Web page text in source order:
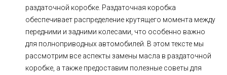
Ходовая часть Сцепление
ГРМ Шиномонтаж
Запчасти
Тормозная система Замена Ремней
раздаточной коробке. Раздаточная коробка
обеспечивает распределение крутящего момента между
передними и задними колесами, что особенно важно
для полноприводных автомобилей. В этом тексте мы
рассмотрим все аспекты замены масла в раздаточной
коробке, а также предоставим полезные советы для